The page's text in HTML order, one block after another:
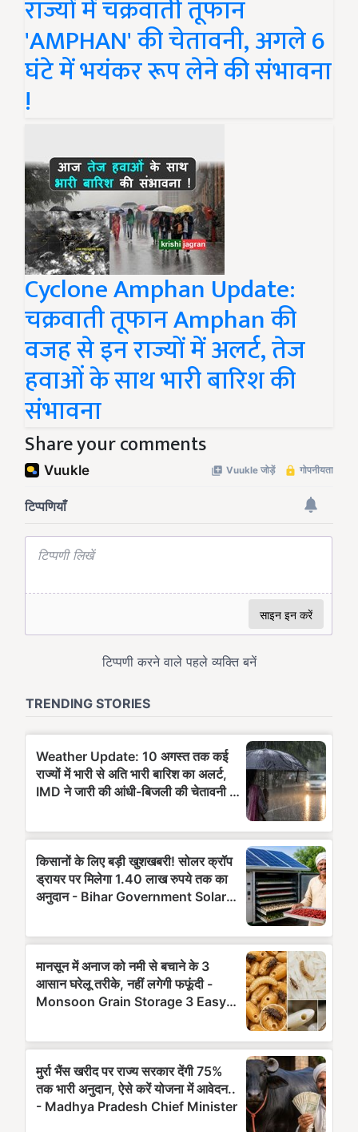
राज्यों में चक्रवाती तूफान
'AMPHAN' की चेतावनी, अगले 6
घंटे में भयंकर रूप लेने की संभावना
!
Cyclone Amphan Update:
चक्रवाती तूफान Amphan की
वजह से इन राज्यों में अलर्ट, तेज
हवाओं के साथ भारी बारिश की
संभावना
Share your comments